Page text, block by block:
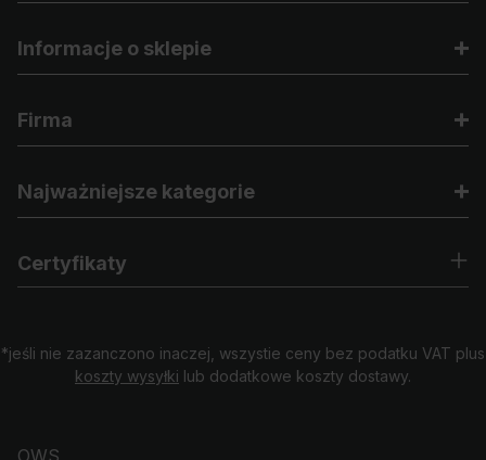
Informacje o sklepie
Firma
Najważniejsze kategorie
Certyfikaty
*jeśli nie zazanczono inaczej, wszystie ceny bez podatku VAT plus
koszty wysyłki lub dodatkowe koszty dostawy.
OWS